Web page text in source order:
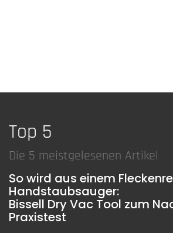
Top 5
Die 5 meistgelesenen Artikel
So wird aus einem
Handstaubsauger:
Bissell Dry Vac Tool zum
Praxistest